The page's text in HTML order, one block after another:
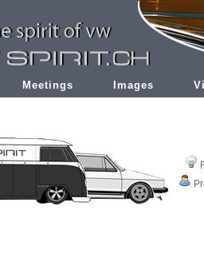
Meetings Images